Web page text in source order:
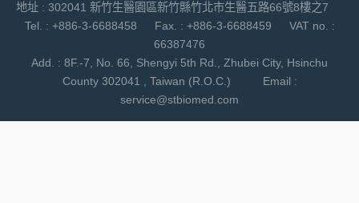
地址 : 302041 新竹生醫園區新竹縣竹北市生醫五路66號8樓之7
Tel. : +886-3-6688458 Fax. : +886-3-6688459 VAT no. :
66387476
Add. : 8F.-7, No. 66, Shengyi 5th Rd., Zhubei City, Hsinchu
County 302041 , Taiwan (R.O.C.) Email :
service@stbiomed.com